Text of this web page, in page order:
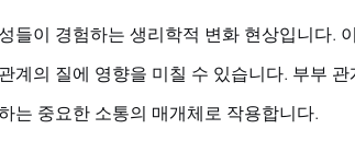
들이 경험하는 생리학적 변화 현상입니다.
계의 질에 영향을 미칠 수 있습니다. 부부
는 중요한 소통의 매개체로 작용합니다.